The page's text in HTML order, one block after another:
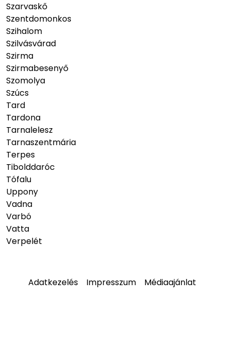
Szarvaskő
Szentdomonkos
Szihalom
Szilvásvárad
Szirma
Szirmabesenyő
Szomolya
Szúcs
Tard
Tardona
Tarnalelesz
Tarnaszentmária
Terpes
Tibolddaróc
Tófalu
Uppony
Vadna
Varbó
Vatta
Verpelét
Adatkezelés Impresszum Médiaajánlat